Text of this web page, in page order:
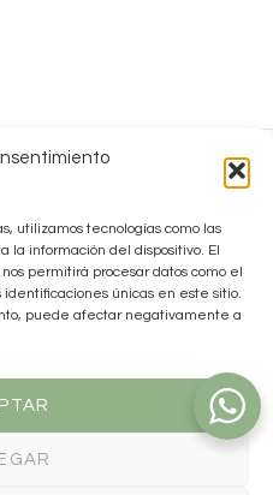
utilizamos tecnologías como las
la información del dispositivo. El
permitirá procesar datos como el
únicas en este sitio.
puede afectar negativamente a